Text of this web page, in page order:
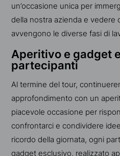
un’occasione unica per
della nostra azienda e vedere
avvengono le diverse fasi di
Aperitivo e gadget
partecipanti
Al termine del tour,
approfondimento con un
piacevole occasione per
confrontarci e condividere
ricordo della giornata, ogni
gadget esclusivo, realizzato